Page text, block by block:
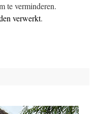
te verminderen.
verwerkt.